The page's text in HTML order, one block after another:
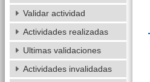
Validar actividad
Actividades realizadas
Ultimas validaciones
Actividades invalidadas